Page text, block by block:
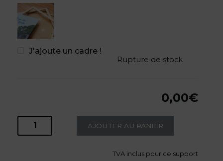
J'ajoute un cadre !
Rupture de stock
0,00€
quantité AJOUTER AU PANIER
TVA inclus pour ce support